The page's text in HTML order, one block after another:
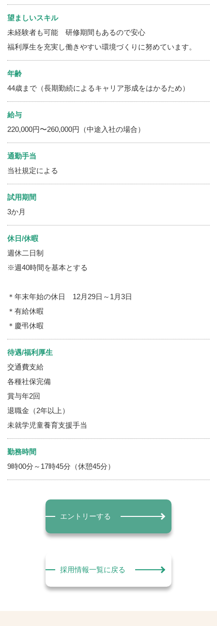
望ましいスキル
未経験者も可能 研修期間もあるので安心
福利厚生を充実し働きやすい環境づくりに努めています。
年齢
44歳まで（長期勤続によるキャリア形成をはかるため）
給与
220,000円〜260,000円（中途入社の場合）
通勤手当
当社規定による
試用期間
3か月
休日/休暇
週休二日制
※週40時間を基本とする
＊年末年始の休日 12月29日～1月3日
＊有給休暇
＊慶弔休暇
待遇/福利厚生
交通費支給
各種社保完備
賞与年2回
退職金（2年以上）
未就学児童養育支援手当
勤務時間
9時00分～17時45分（休憩45分）
エントリーする
採用情報一覧に戻る